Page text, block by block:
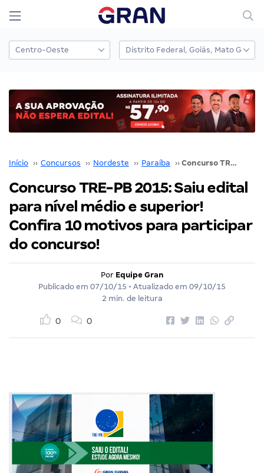
Início ›› Concursos ›› Nordeste ›› Paraíba ›› Concurso TRE-PB 2015: Saiu edital para nível médio e superior! Confira 10 motivos para participar do concurso!
Concurso TRE-PB 2015: Saiu edital
para nível médio e superior!
Confira 10 motivos para participar
do concurso!
Por Equipe Gran
Publicado em 07/10/15 • Atualizado em 09/10/15
2 min. de leitura
0 0